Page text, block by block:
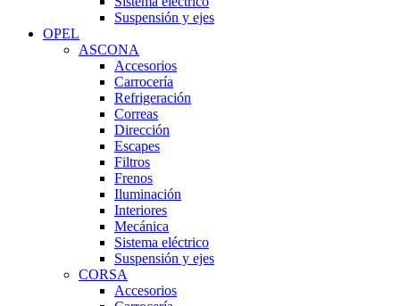
Suspensión y ejes
OPEL
ASCONA
Accesorios
Carrocería
Refrigeración
Correas
Dirección
Escapes
Filtros
Frenos
Iluminación
Interiores
Mecánica
Sistema eléctrico
Suspensión y ejes
CORSA
Accesorios